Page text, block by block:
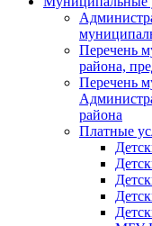
Перечень
района,
Перечень
района
Платные